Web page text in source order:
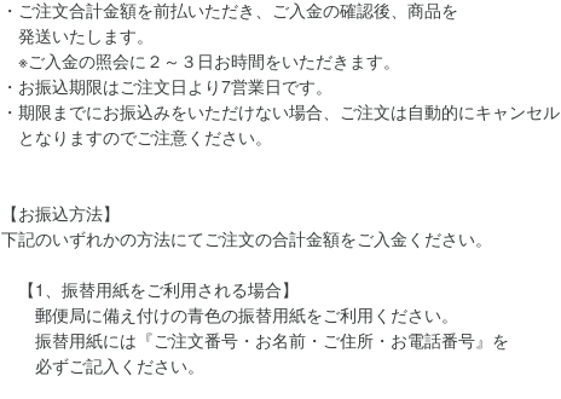
・ご注文合計金額を前払いただき、ご入金の確認後、商品を
発送いたします。
※ご入金の照会に２～３日お時間をいただきます。
・お振込期限はご注文日より7営業日です。
・期限までにお振込みをいただけない場合、ご注文は自動的にキャンセル
となりますのでご注意ください。
【お振込方法】
下記のいずれかの方法にてご注文の合計金額をご入金ください。
【1、振替用紙をご利用される場合】
郵便局に備え付けの青色の振替用紙をご利用ください。
振替用紙には『ご注文番号・お名前・ご住所・お電話番号』を
必ずご記入ください。